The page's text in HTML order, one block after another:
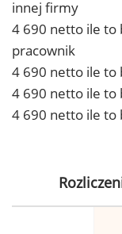
innej firmy
4 690 netto ile to
pracownik
4 690 netto ile to
4 690 netto ile to
4 690 netto ile to